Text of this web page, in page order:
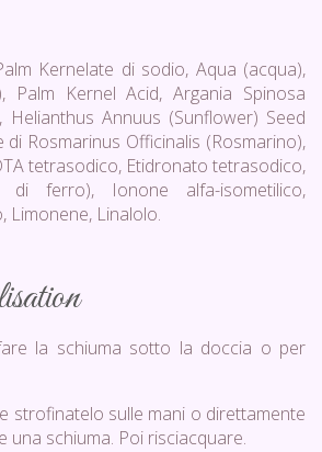
Kernelate di sodio, Aqua (acqua),
Palm Kernel Acid, Argania Spinosa
Helianthus Annuus (Sunflower) Seed
di Rosmarinus Officinalis (Rosmarino),
tetrasodico, Etidronato tetrasodico,
ferro), Ionone alfa-isometilico,
Limonene, Linalolo.
la schiuma sotto la doccia o per
strofinatelo sulle mani o direttamente
una schiuma. Poi risciacquare.